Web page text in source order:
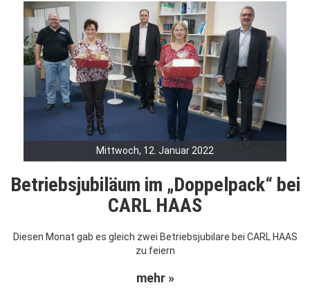
Mittwoch, 12. Januar 2022
Betriebsjubiläum im „Doppelpack“ bei
CARL HAAS
Diesen Monat gab es gleich zwei Betriebsjubilare bei CARL HAAS
zu feiern
mehr »